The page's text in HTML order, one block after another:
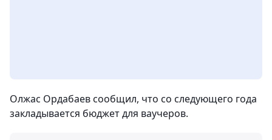
Олжас Ордабаев сообщил, что со следующего года
закладывается бюджет для ваучеров.